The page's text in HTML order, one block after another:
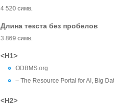
4 520 симв.
Длина текста без пробелов
3 869 симв.
<H1>
ODBMS.org
– The Resource Portal for AI, Big
<H2>